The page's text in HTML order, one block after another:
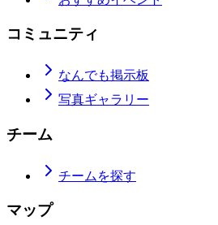
コミュニティ
なんでも掲示板
写真ギャラリー
チーム
チームを探す
マップ